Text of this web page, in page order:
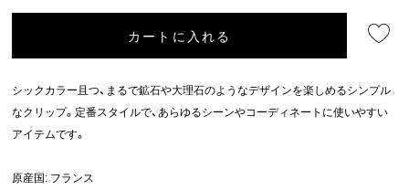
カートに入れる
シックカラー且つ、まるで鉱石や大理石のようなデザインを楽しめるシンプル
なクリップ。定番スタイルで、あらゆるシーンやコーディネートに使いやすい
アイテムです。
原産国: フランス